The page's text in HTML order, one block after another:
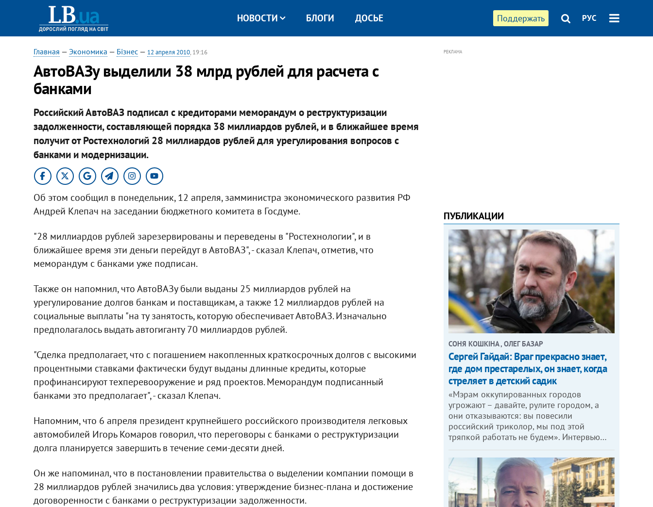
Поддержать РУС
НОВОСТИ БЛОГИ ДОСЬЕ
Главная — Экономика — Бізнес— 12 апреля 2010, 19:16
АвтоВАЗу выделили 38 млрд рублей для расчета с
банками
Российский АвтоВАЗ подписал с кредиторами меморандум о реструктуризации
задолженности, составляющей порядка 38 миллиардов рублей, и в ближайшее время
получит от Ростехнологий 28 миллиардов рублей для урегулирования вопросов с
банками и модернизации.
Об этом сообщил в понедельник, 12 апреля, замминистра экономического развития РФ
Андрей Клепач на заседании бюджетного комитета в Госдуме.
"28 миллиардов рублей зарезервированы и переведены в "Ростехнологии", и в
ближайшее время эти деньги перейдут в АвтоВАЗ", - сказал Клепач, отметив, что
меморандум с банками уже подписан.
Также он напомнил, что АвтоВАЗу были выданы 25 миллиардов рублей на
урегулирование долгов банкам и поставщикам, а также 12 миллиардов рублей на
социальные выплаты "на ту занятость, которую обеспечивает АвтоВАЗ. Изначально
предполагалось выдать автогиганту 70 миллиардов рублей.
"Сделка предполагает, что с погашением накопленных краткосрочных долгов с высокими
процентными ставками фактически будут выданы длинные кредиты, которые
профинансируют техперевооружение и ряд проектов. Меморандум подписанный
банками это предполагает", - сказал Клепач.
Напомним, что 6 апреля президент крупнейшего российского производителя легковых
автомобилей Игорь Комаров говорил, что переговоры с банками о реструктуризации
долга планируется завершить в течение семи-десяти дней.
Он же напоминал, что в постановлении правительства о выделении компании помощи в
28 миллиардов рублей значились два условия: утверждение бизнес-плана и достижение
договоренности с банками о реструктуризации задолженности.
РЕКЛАМА
ПУБЛИКАЦИИ
СОНЯ КОШКІНА , ОЛЕГ БАЗАР
Сергей Гайдай: Враг прекрасно знает,
где дом престарелых, он знает, когда
стреляет в детский садик
«Мэрам оккупированных городов
угрожают – давайте, рулите городом, а
они отказываются: вы повесили
российский триколор, мы под этой
тряпкой работать не будем». Интервью…